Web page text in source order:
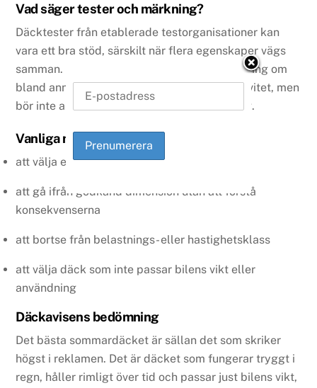
Vad säger tester och märkning?
Däcktester från etablerade testorganisationer kan
vara ett bra stöd, särskilt när flera egenskaper vägs
samman. EU-märkning kan också ge vägledning om
bland annat våtgrepp, ljud och energieffektivitet, men
bör inte användas som enda beslutsunderlag.
Vanliga misstag
att välja enbart efter pris
att gå ifrån godkänd dimension utan att förstå
konsekvenserna
att bortse från belastnings- eller hastighetsklass
att välja däck som inte passar bilens vikt eller
användning
Däckavisens bedömning
Det bästa sommardäcket är sällan det som skriker
högst i reklamen. Det är däcket som fungerar tryggt i
regn, håller rimligt över tid och passar just bilens vikt,